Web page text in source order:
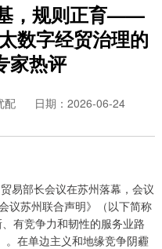
，规则正育——
数字经贸治理的
家热评
配
日期：2026-06-24
易部长会议在苏州落幕，会议
议苏州联合声明》（以下简称
有竞争力和韧性的服务业路
。在单边主义和地缘竞争阴霾